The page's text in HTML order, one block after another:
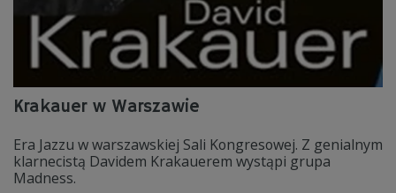
Krakauer w Warszawie
Era Jazzu w warszawskiej Sali Kongresowej. Z genialnym
klarnecistą Davidem Krakauerem wystąpi grupa
Madness.